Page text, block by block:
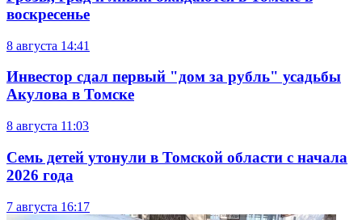
воскресенье
8 августа 14:41
Инвестор сдал первый "дом за рубль" усадьбы
Акулова в Томске
8 августа 11:03
Семь детей утонули в Томской области с начала
2026 года
7 августа 16:17